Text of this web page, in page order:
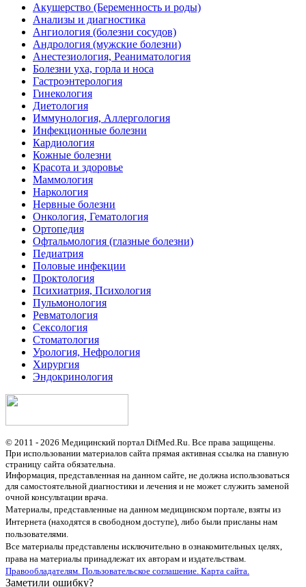
Акушерство (Беременность и роды)
Анализы и диагностика
Ангиология (болезни сосудов)
Андрология (мужские болезни)
Анестезиология, Реаниматология
Болезни уха, горла и носа
Гастроэнтерология
Гинекология
Диетология
Иммунология, Аллергология
Инфекционные болезни
Кардиология
Кожные болезни
Красота и здоровье
Маммология
Наркология
Нервные болезни
Онкология, Гематология
Ортопедия
Офтальмология (глазные болезни)
Педиатрия
Половые инфекции
Проктология
Психиатрия, Психология
Пульмонология
Ревматология
Сексология
Стоматология
Урология, Нефрология
Хирургия
Эндокринология
© 2011 - 2026 Медицинский портал DifMed.Ru. Все права защищены.
При использовании материалов сайта прямая активная ссылка на главную
страницу сайта обязательна.
Информация, представленная на данном сайте, не должна использоваться
для самостоятельной диагностики и лечения и не может служить заменой
очной консультации врача.
Материалы, представленные на данном медицинском портале, взяты из
Интернета (находятся в свободном доступе), либо были присланы нам
пользователями.
Все материалы представлены исключительно в ознакомительных целях,
права на материалы принадлежат их авторам и издательствам.
Правообладателям. Пользовательское соглашение. Карта сайта.
Заметили ошибку?